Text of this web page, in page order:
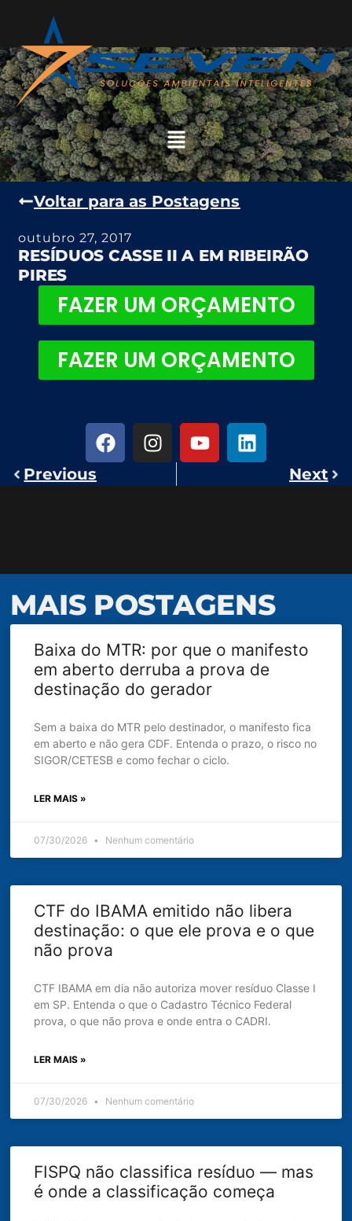
Voltar para as Postagens
outubro 27, 2017
RESÍDUOS CASSE II A EM RIBEIRÃO
PIRES
FAZER UM ORÇAMENTO
FAZER UM ORÇAMENTO
Previous Next
MAIS POSTAGENS
Baixa do MTR: por que o manifesto
em aberto derruba a prova de
destinação do gerador
Sem a baixa do MTR pelo destinador, o manifesto fica
em aberto e não gera CDF. Entenda o prazo, o risco no
SIGOR/CETESB e como fechar o ciclo.
LER MAIS »
07/30/2026 Nenhum comentário
CTF do IBAMA emitido não libera
destinação: o que ele prova e o que
não prova
CTF IBAMA em dia não autoriza mover resíduo Classe I
em SP. Entenda o que o Cadastro Técnico Federal
prova, o que não prova e onde entra o CADRI.
LER MAIS »
07/30/2026 Nenhum comentário
FISPQ não classifica resíduo — mas
é onde a classificação começa